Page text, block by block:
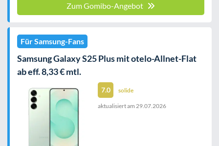
Zum Gomibo-Angebot
Für Samsung-Fans
Samsung Galaxy S25 Plus mit otelo-Allnet-Flat
ab eff. 8,33 € mtl.
7.0 solide
aktualisiert am 29.07.2026